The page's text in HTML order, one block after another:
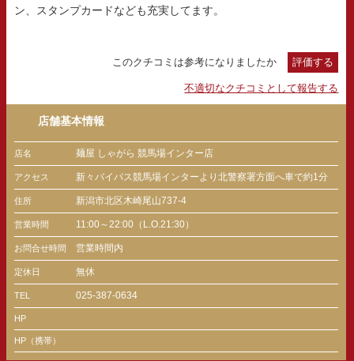
ン、スタンプカードなども充実してます。
このクチコミは参考になりましたか 評価する
不適切なクチコミとして報告する
店舗基本情報
店名 麺屋 しゃがら 競馬場インター店
アクセス 新々バイパス競馬場インターより北警察署方面へ車で約1分
住所 新潟市北区木崎尾山737-4
営業時間 11:00～22:00（L.O.21:30）
お問合せ時間 営業時間内
定休日 無休
TEL 025-387-0634
HP
HP（携帯）